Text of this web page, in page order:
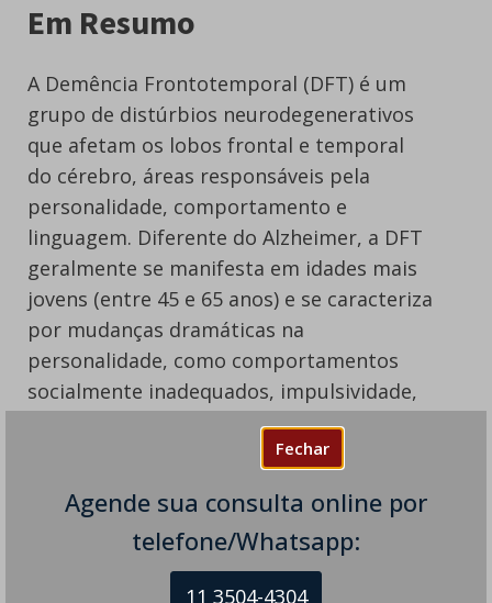
Fechar
Agende sua consulta online por
telefone/Whatsapp:
11 3504-4304
Em Resumo
A Demência Frontotemporal (DFT) é um
grupo de distúrbios neurodegenerativos
que afetam os lobos frontal e temporal
do cérebro, áreas responsáveis pela
personalidade, comportamento e
linguagem. Diferente do Alzheimer, a DFT
geralmente se manifesta em idades mais
jovens (entre 45 e 65 anos) e se caracteriza
por mudanças dramáticas na
personalidade, como comportamentos
socialmente inadequados, impulsividade,
apatia e dificuldades progressivas na fala
e compreensão da linguagem.
O diagnóstico da DFT é desafiador e
requer uma avaliação clínica minuciosa,
incluindo histórico médico, exame
neurológico, testes neuropsicológicos e